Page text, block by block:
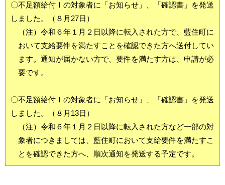
〇不足額給付Ⅰの対象者に「お知らせ」、「確認書」を発送
しました。（８月27日）
（注）令和６年１月２日以降に転入された方で、藍住町に
おいて支給要件を満たすことを確認できた方へ送付してい
ます。通知が届かない方で、要件を満たす方は、申請が必
要です。
〇不足額給付Ⅰの対象者に「お知らせ」、「確認書」を発送
しました。（８月13日）
（注）令和６年１月２日以降に転入された方など一部の対
象者につきましては、藍住町において支給要件を満たすこ
とを確認できた方へ、順次通知を発送する予定です。